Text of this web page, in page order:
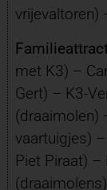
vrijevaltoren)
met K3) –
Gert) – K3-
(draaimolen)
vaartuigjes)
Piet Piraat) –